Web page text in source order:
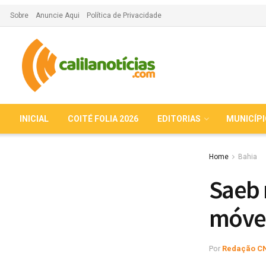
Sobre Anuncie Aqui Política de Privacidade
INICIAL COITÉ FOLIA 2026 EDITORIAS
Home Bahia
Por Redação